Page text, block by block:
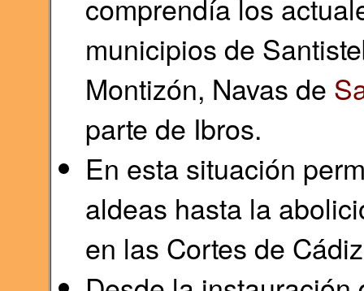
comprendía los
municipios de
Montizón, Navas de
parte de Ibros.
En esta situación
aldeas hasta la
en las Cortes de